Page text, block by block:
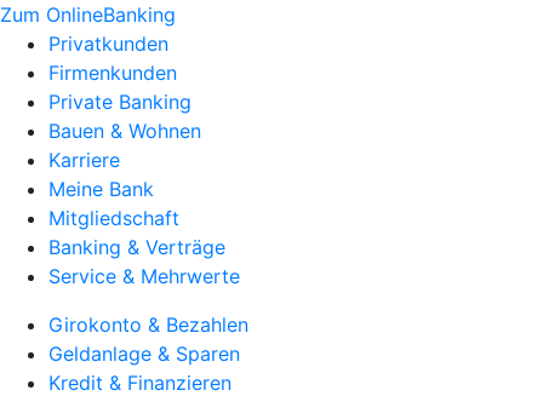
Zum OnlineBanking
Privatkunden
Firmenkunden
Private Banking
Bauen & Wohnen
Karriere
Meine Bank
Mitgliedschaft
Banking & Verträge
Service & Mehrwerte
Girokonto & Bezahlen
Geldanlage & Sparen
Kredit & Finanzieren